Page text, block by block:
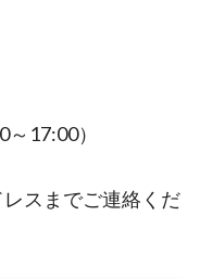
～17:00）
スまでご連絡くだ